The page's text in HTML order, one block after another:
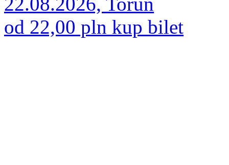
od 22,00 pln kup bilet